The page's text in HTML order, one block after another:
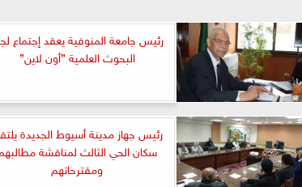
رئيس جامعة المنوفية يعقد إجتماع
البحوث العلمية ”أون لاين”
رئيس جهاز مدينة أسيوط الجديدة
سكان الحي الثالث لمناقشة
ومقترحاتهم